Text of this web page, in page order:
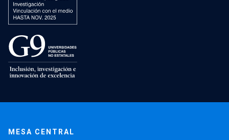
MESA CENTRAL